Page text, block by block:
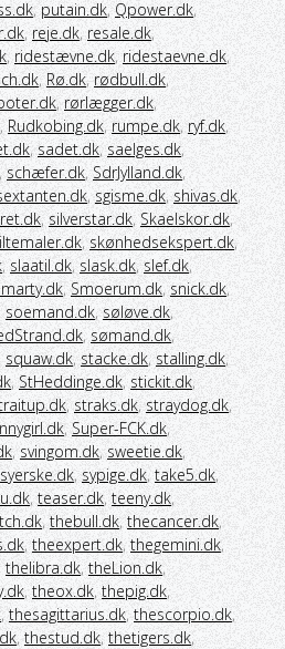
, putain.dk, Qpower.dk,
, reje.dk, resale.dk,
, ridestævne.dk, ridestaevne.dk,
, Rø.dk, rødbull.dk,
, rørlægger.dk,
, Rudkobing.dk, rumpe.dk, ryf.dk,
, sadet.dk, saelges.dk,
, schæfer.dk, SdrJylland.dk,
, sgisme.dk, shivas.dk,
, silverstar.dk, Skaelskor.dk,
, skønhedsekspert.dk,
, slaatil.dk, slask.dk, slef.dk,
, Smoerum.dk, snick.dk,
soemand.dk, søløve.dk,
, sømand.dk,
squaw.dk, stacke.dk, stalling.dk,
, StHeddinge.dk, stickit.dk,
, straks.dk, straydog.dk,
, Super-FCK.dk,
, svingom.dk, sweetie.dk,
syerske.dk, sypige.dk, take5.dk,
, teaser.dk, teeny.dk,
, thebull.dk, thecancer.dk,
, theexpert.dk, thegemini.dk,
thelibra.dk, theLion.dk,
, theox.dk, thepig.dk,
, thesagittarius.dk, thescorpio.dk,
, thestud.dk, thetigers.dk,